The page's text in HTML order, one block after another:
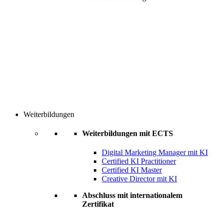
Weiterbildungen
Weiterbildungen mit ECTS
Digital Marketing Manager mit KI
Certified KI Practitioner
Certified KI Master
Creative Director mit KI
Abschluss mit internationalem
Zertifikat